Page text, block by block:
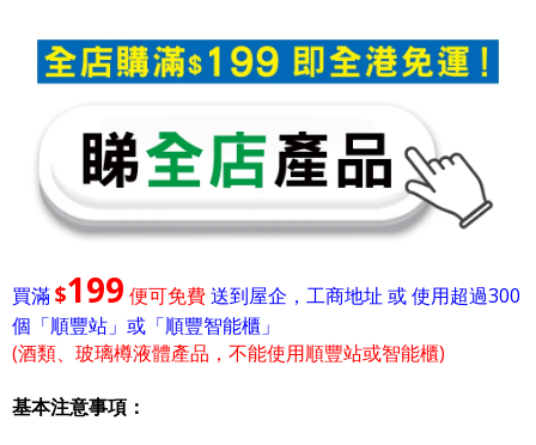
買滿$199 便可免費送到屋企，工商地址 或 使用超過300
個「順豐站」或「順豐智能櫃」
(酒類、玻璃樽液體產品，不能使用順豐站或智能櫃)
基本注意事項：